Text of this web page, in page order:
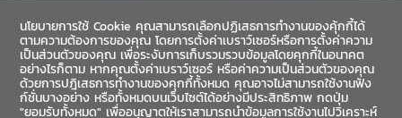
ช่องทางสื่อสาร
นโยบายการใช้ Cookie คุณสามารถเลือกปฏิเสธการทำงานของคุ้กกี้ได้
ตามความต้องการของคุณ โดยการตั้งค่าเบราว์เซอร์หรือการตั้งค่าความ
เป็นส่วนตัวของคุณ เพื่อระงับการเก็บรวมรวบข้อมูลโดยคุกกี้ในอนาคต
อย่างไรก็ตาม หากคุณตั้งค่าเบราว์เซอร์ หรือค่าความเป็นส่วนตัวของคุณ
ด้วยการปฎิเสธการทำงานของคุกกี้ทั้งหมด คุณอาจไม่สามารถใช้งานฟัง
ก์ชั่นบางอย่าง หรือทั้งหมดบนเว็บไซต์ได้อย่างมีประสิทธิภาพ กดปุ่ม
"ยอมรับทั้งหมด" เพื่ออนุญาตให้เราสามารถนำข้อมูลการใช้งานไปวิเคราะห์